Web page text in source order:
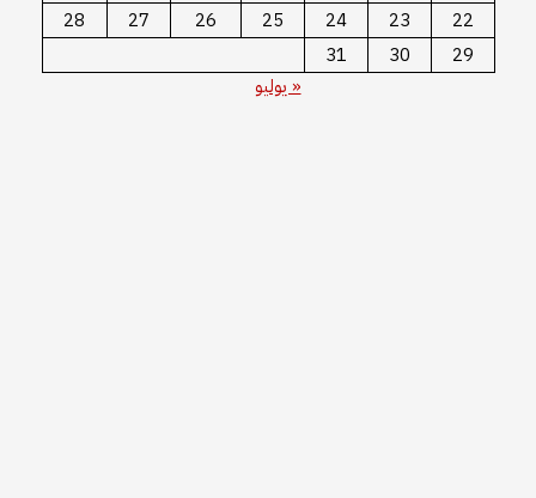
22
23
24
25
26
27
28
29
30
31
« يوليو